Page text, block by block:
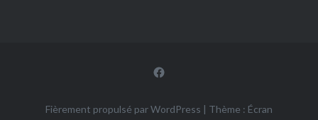
Facebook
Fièrement propulsé par WordPress | Thème : Écran